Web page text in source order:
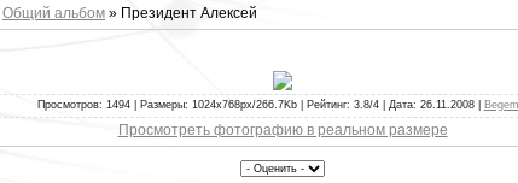
Общий альбом » Президент Алексей
Просмотров: 1494 | Размеры: 1024x768px/266.7Kb | Рейтинг: 3.8/4 | Дата: 26.11.2008 |
Просмотреть фотографию в реальном размере